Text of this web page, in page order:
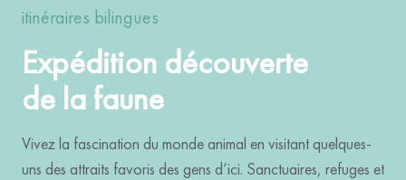
itinéraires bilingues
Expédition découverte
de la faune
Vivez la fascination du monde animal en visitant quelques-
uns des attraits favoris des gens d’ici. Sanctuaires, refuges et